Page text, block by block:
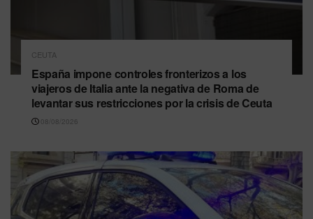
CEUTA
España impone controles fronterizos a los
viajeros de Italia ante la negativa de Roma de
levantar sus restricciones por la crisis de Ceuta
08/08/2026